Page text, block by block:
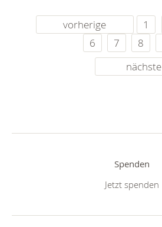
vorherige 1
6
7 8
nächste
Spenden
Jetzt spenden